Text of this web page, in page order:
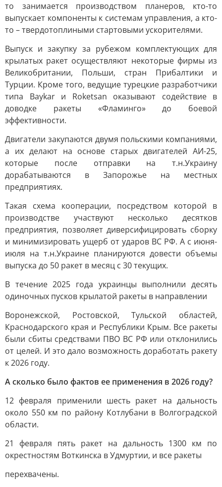
то занимается производством планеров, кто-то
выпускает компоненты к системам управления, а кто-
то – твердотоплиными стартовыми ускорителями.
Выпуск и закупку за рубежом комплектующих для
крылатых ракет осуществляют некоторые фирмы из
Великобритании, Польши, стран Прибалтики и
Турции. Кроме того, ведущие турецкие разработчики
типа Baykar и Roketsan оказывают содействие в
доводке ракеты «Фламинго» до боевой
эффективности.
Двигатели закупаются двумя польскими компаниями,
а их делают на основе старых двигателей АИ-25,
которые после отправки на т.н.Украину
дорабатываются в Запорожье на местных
предприятиях.
Такая схема кооперации, посредством которой в
производстве участвуют несколько десятков
предприятия, позволяет диверсифицировать сборку
и минимизировать ущерб от ударов ВС РФ. А с июня-
июля на т.н.Украине планируются довести объемы
выпуска до 50 ракет в месяц с 30 текущих.
В течение 2025 года украинцы выполнили десять
одиночных пусков крылатой ракеты в направлении
Воронежской, Ростовской, Тульской областей,
Краснодарского края и Республики Крым. Все ракеты
были сбиты средствами ПВО ВС РФ или отклонились
от целей. И это дало возможность доработать ракету
к 2026 году.
А сколько было фактов ее применения в 2026 году?
12 февраля применили шесть ракет на дальность
около 550 км по району Котлубани в Волгоградской
области.
21 февраля пять ракет на дальность 1300 км по
окрестностям Воткинска в Удмуртии, и все ракеты
перехвачены.